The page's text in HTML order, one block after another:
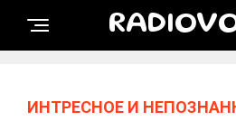
ИНТРЕСНОЕ И